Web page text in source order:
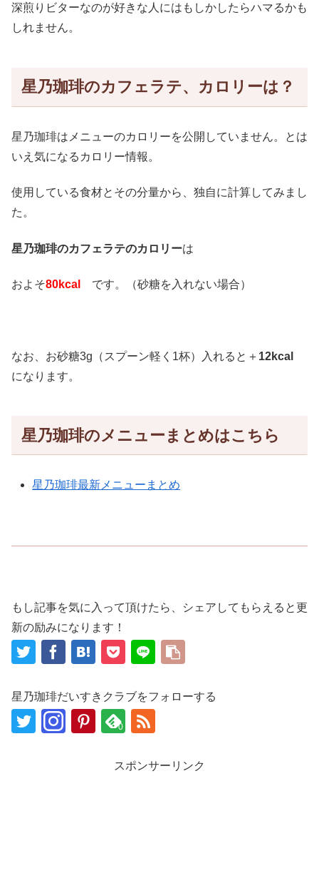
深煎りビターなのが好きな人にはもしかしたらハマるかも
しれません。
星乃珈琲のカフェラテ、カロリーは？
星乃珈琲はメニューのカロリーを公開していません。とは
いえ気になるカロリー情報。
使用している食材とその分量から、独自に計算してみまし
た。
星乃珈琲のカフェラテのカロリーは
およそ80kcal です。（砂糖を入れない場合）
なお、お砂糖3g（スプーン軽く1杯）入れると＋ 12kcal
になります。
星乃珈琲のメニューまとめはこちら
星乃珈琲最新メニューまとめ
もし記事を気に入って頂けたら、シェアしてもらえると更
新の励みになります！
星乃珈琲だいすきクラブをフォローする
0
スポンサーリンク